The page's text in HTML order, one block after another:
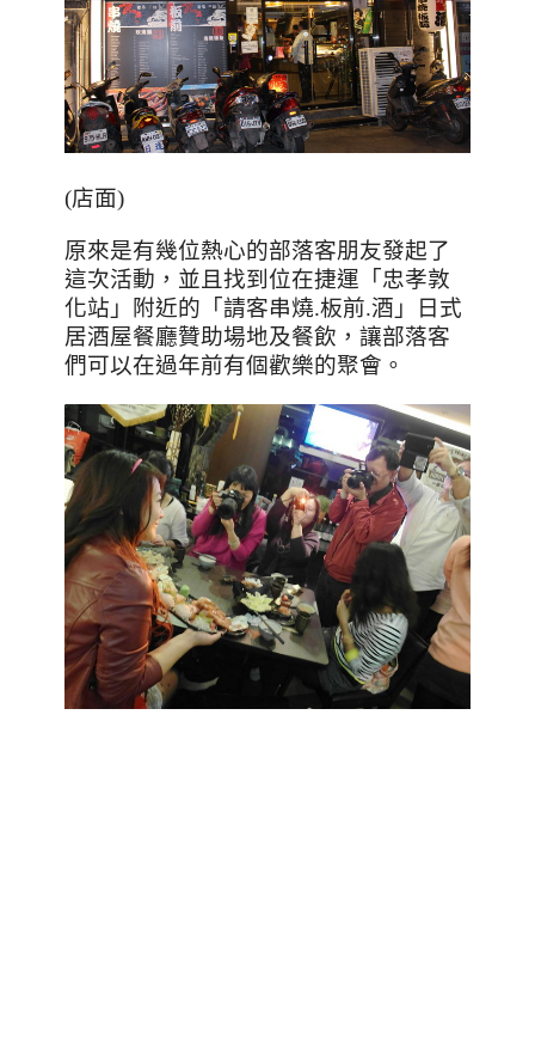
(店面)
原來是有幾位熱心的部落客朋友發起了
這次活動，並且找到位在捷運「忠孝敦
化站」附近的「請客串燒.板前.酒」日式
居酒屋餐廳贊助場地及餐飲，讓部落客
們可以在過年前有個歡樂的聚會。